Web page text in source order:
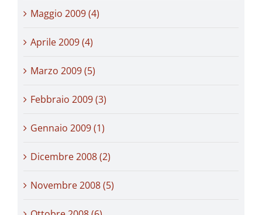
Maggio 2009 (4)
Aprile 2009 (4)
Marzo 2009 (5)
Febbraio 2009 (3)
Gennaio 2009 (1)
Dicembre 2008 (2)
Novembre 2008 (5)